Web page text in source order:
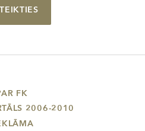
FK
2006-2010